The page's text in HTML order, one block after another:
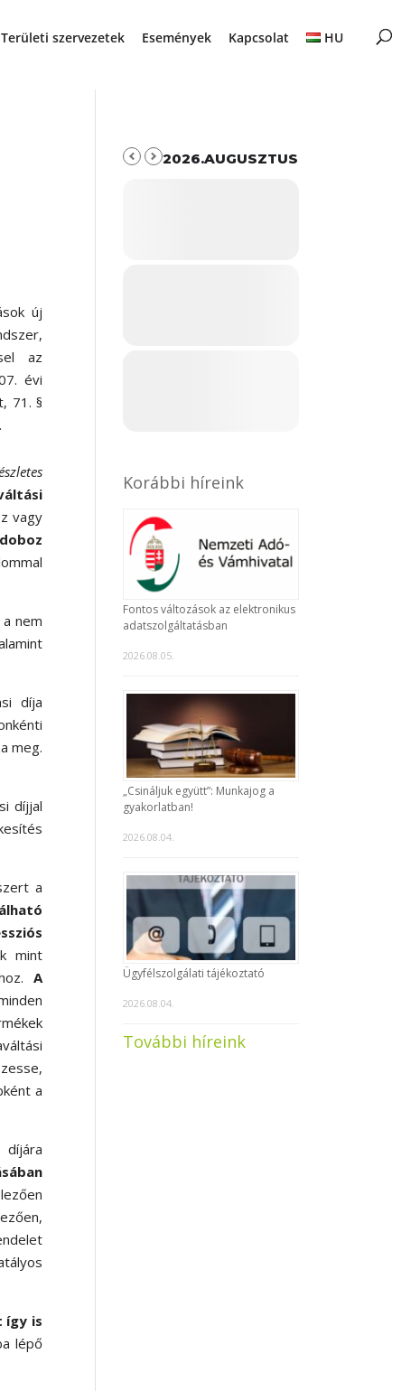
Területi szervezetek Események Kapcsolat HU
új
az
évi
71. §
vagy
nem
díja
meg.
díjjal
a
mint
A
a
így is
lépő
2026.AUGUSZTUS
Korábbi híreink
Fontos változások az elektronikus
adatszolgáltatásban
2026.08.05.
„Csináljuk együtt”: Munkajog a
gyakorlatban!
2026.08.04.
Ügyfélszolgálati tájékoztató
2026.08.04.
További híreink